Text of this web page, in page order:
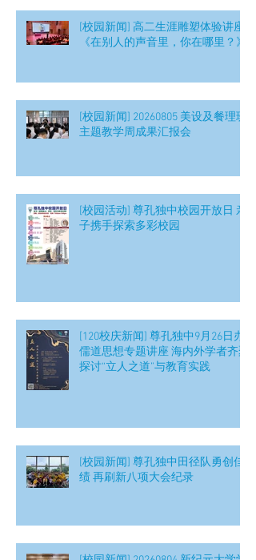
[校园新闻] 高二生涯雕塑体验讲座
《在别人的声音里，你在哪里？》
[校园新闻] 20260805 美设及餐理班
主题教学周成果汇报会
[校园活动] 尊孔独中校园开放日 亲
子携手探索多彩校园
[120校庆新闻] 尊孔独中9月26日办
儒道思想专题讲座 海内外学者齐聚
探讨“立人之道”与教育实践
[校园新闻] 尊孔独中田径队勇创佳
绩 再刷新八项大会纪录